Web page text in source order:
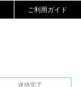
ご利用ガイド
送信完了